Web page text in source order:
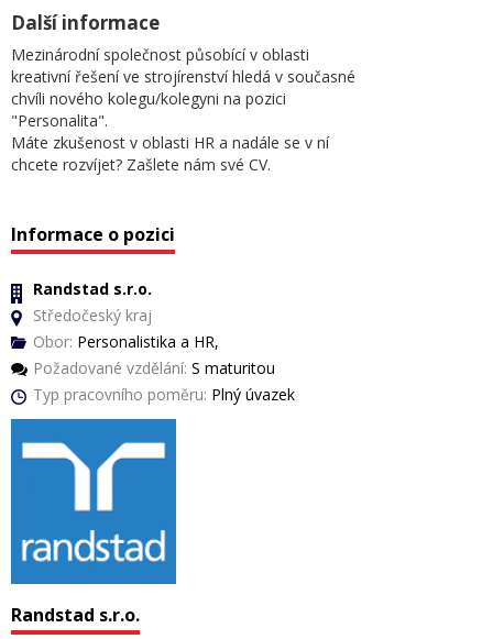
Další informace
Mezinárodní společnost působící v oblasti
kreativní řešení ve strojírenství hledá v současné
chvíli nového kolegu/kolegyni na pozici
"Personalita".
Máte zkušenost v oblasti HR a nadále se v ní
chcete rozvíjet? Zašlete nám své CV.
Informace o pozici
Randstad s.r.o.
Středočeský kraj
Obor: Personalistika a HR,
Požadované vzdělání: S maturitou
Typ pracovního poměru: Plný úvazek
Randstad s.r.o.